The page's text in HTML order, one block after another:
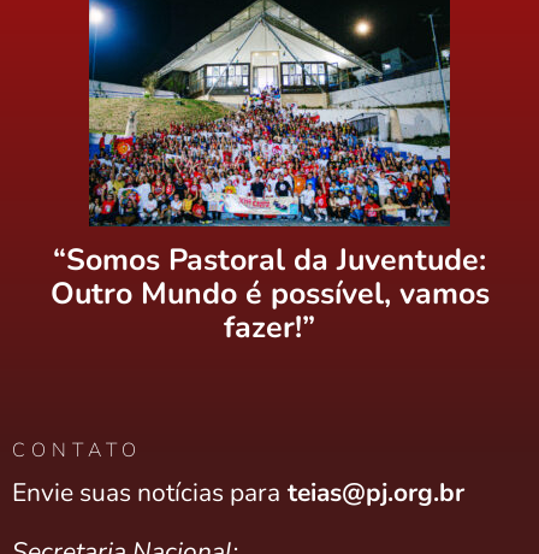
“Somos Pastoral da Juventude:
Outro Mundo é possível, vamos
fazer!”
CONTATO
Envie suas notícias para teias@pj.org.br